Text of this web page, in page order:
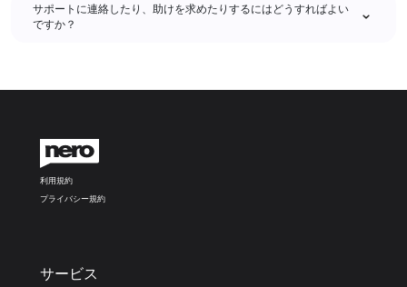
サポートに連絡したり、助けを求めたりするにはどうすればよい
ですか？
利用規約
プライバシー規約
サービス